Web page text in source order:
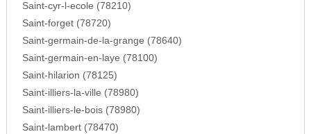
Saint-cyr-l-ecole (78210)
Saint-forget (78720)
Saint-germain-de-la-grange (78640)
Saint-germain-en-laye (78100)
Saint-hilarion (78125)
Saint-illiers-la-ville (78980)
Saint-illiers-le-bois (78980)
Saint-lambert (78470)